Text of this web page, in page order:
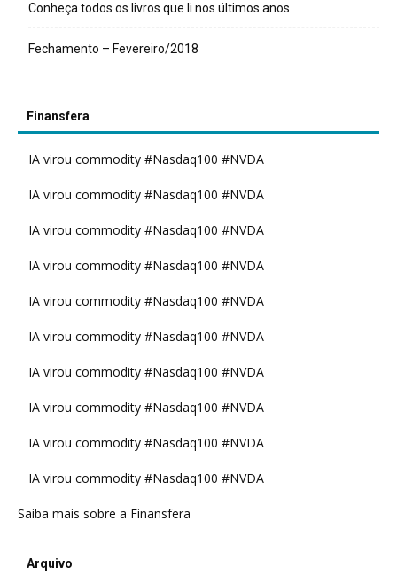
Conheça todos os livros que li nos últimos anos
Fechamento – Fevereiro/2018
Finansfera
IA virou commodity #Nasdaq100 #NVDA
IA virou commodity #Nasdaq100 #NVDA
IA virou commodity #Nasdaq100 #NVDA
IA virou commodity #Nasdaq100 #NVDA
IA virou commodity #Nasdaq100 #NVDA
IA virou commodity #Nasdaq100 #NVDA
IA virou commodity #Nasdaq100 #NVDA
IA virou commodity #Nasdaq100 #NVDA
IA virou commodity #Nasdaq100 #NVDA
IA virou commodity #Nasdaq100 #NVDA
Saiba mais sobre a Finansfera
Arquivo